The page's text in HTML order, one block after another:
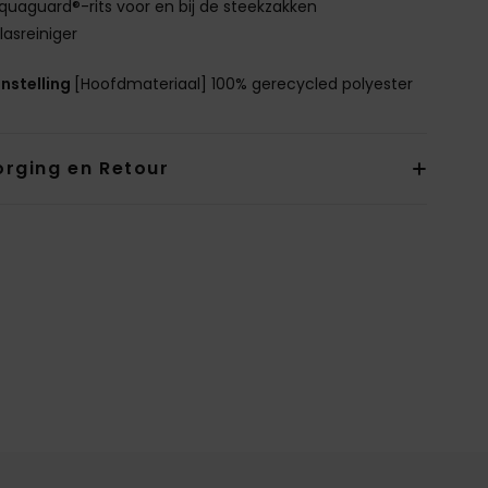
rits voor en bij de steekzakken
[Hoofdmateriaal] 100% gerecycled polyester
en Retour